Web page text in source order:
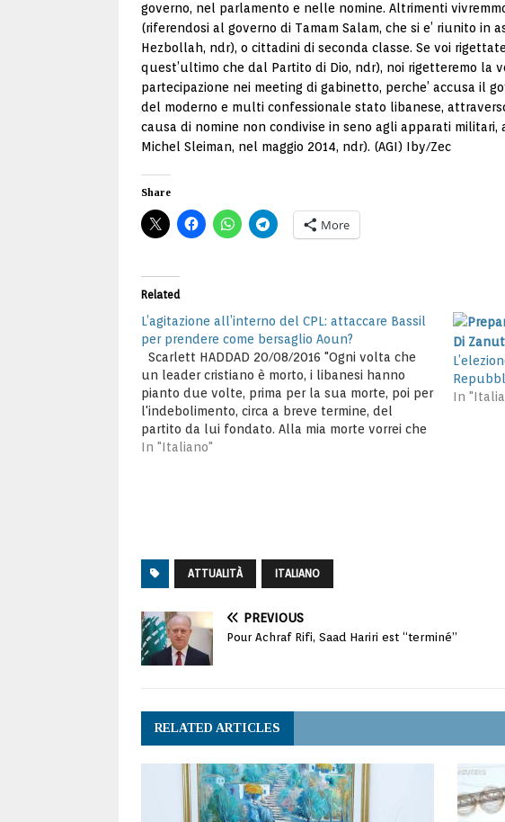
governo, nel parlamento e nelle nomine. Altrimenti
(riferendosi al governo di Tamam Salam, che si e’ riunito
Hezbollah, ndr), o cittadini di seconda classe. Se voi
quest’ultimo che dal Partito di Dio, ndr), noi rigetteremo la
partecipazione nei meeting di gabinetto, perche’ accusa il
del moderno e multi confessionale stato libanese,
causa di nomine non condivise in seno agli apparati
Michel Sleiman, nel maggio 2014, ndr). (AGI) Iby/Zec
Share
More
Related
L’agitazione all’interno del CPL: attaccare Bassil
per prendere come bersaglio Aoun?
Scarlett HADDAD 20/08/2016 "Ogni volta che
un leader cristiano è morto, i libanesi hanno
pianto due volte, prima per la sua morte, poi per
l'indebolimento, circa a breve termine, del
partito da lui fondato. Alla mia morte vorrei che
quelli che mi amano piangano soltanto la mia
In "Italiano"
In
ATTUALITÀ ITALIANO
PREVIOUS
Pour Achraf Rifi, Saad Hariri est “terminé”
RELATED ARTICLES